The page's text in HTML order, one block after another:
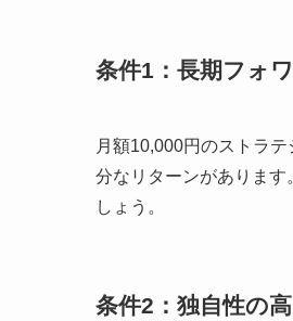
条件1：長期フォ
月額10,000円のストラ
分なリターンがあります
しょう。
条件2：独自性の